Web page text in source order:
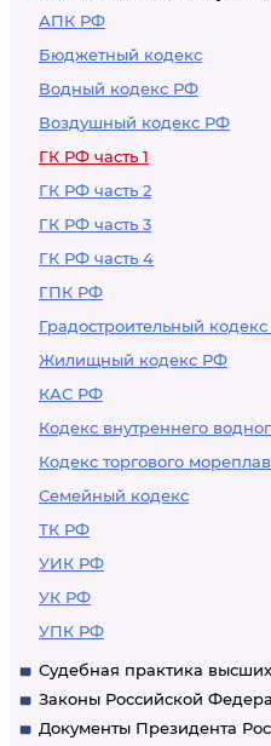
АПК РФ
Бюджетный кодекс
Водный кодекс РФ
Воздушный кодекс РФ
ГК РФ часть 1
ГК РФ часть 2
ГК РФ часть 3
ГК РФ часть 4
ГПК РФ
Градостроительный
Жилищный кодекс РФ
КАС РФ
Кодекс внутреннего
Кодекс торгового
Семейный кодекс
ТК РФ
УИК РФ
УК РФ
УПК РФ
Судебная практика
Законы Российской
Документы Президента